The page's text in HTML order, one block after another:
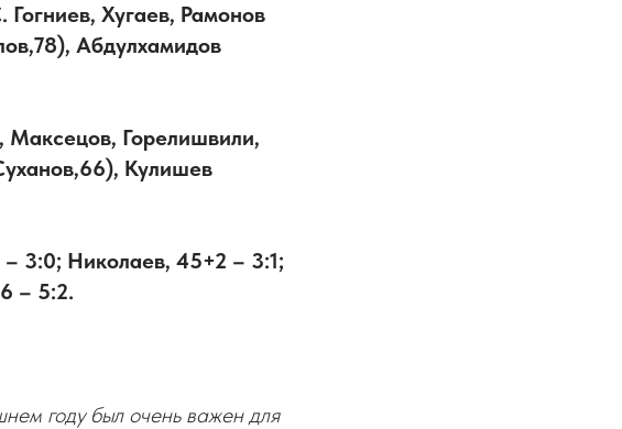
Хугаев, Рамонов
Абдулхамидов
Максецов, Горелишвили,
Кулишев
– 3:0; Николаев, 45+2 – 3:1;
– 5:2.
году был очень важен для